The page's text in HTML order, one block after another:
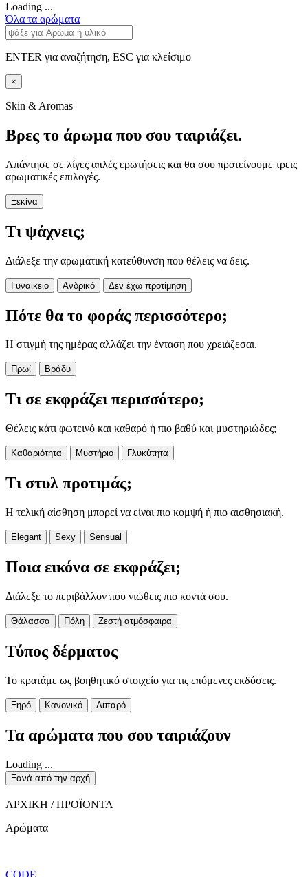
Loading ...
Όλα τα αρώματα
ENTER για αναζήτηση, ESC για κλείσιμο
×
Skin & Aromas
Βρες το άρωμα που σου ταιριάζει.
Απάντησε σε λίγες απλές ερωτήσεις και θα σου προτείνουμε τρεις
αρωματικές επιλογές.
Ξεκίνα
Τι ψάχνεις;
Διάλεξε την αρωματική κατεύθυνση που θέλεις να δεις.
Γυναικείο Ανδρικό Δεν έχω προτίμηση
Πότε θα το φοράς περισσότερο;
Η στιγμή της ημέρας αλλάζει την ένταση που χρειάζεσαι.
Πρωί Βράδυ
Τι σε εκφράζει περισσότερο;
Θέλεις κάτι φωτεινό και καθαρό ή πιο βαθύ και μυστηριώδες;
Καθαριότητα Μυστήριο Γλυκύτητα
Τι στυλ προτιμάς;
Η τελική αίσθηση μπορεί να είναι πιο κομψή ή πιο αισθησιακή.
Elegant Sexy Sensual
Ποια εικόνα σε εκφράζει;
Διάλεξε το περιβάλλον που νιώθεις πιο κοντά σου.
Θάλασσα Πόλη Ζεστή ατμόσφαιρα
Τύπος δέρματος
Το κρατάμε ως βοηθητικό στοιχείο για τις επόμενες εκδόσεις.
Ξηρό Κανονικό Λιπαρό
Τα αρώματα που σου ταιριάζουν
Loading ...
Ξανά από την αρχή
ΑΡΧΙΚΗ / ΠΡΟΪΟΝΤΑ
Αρώματα